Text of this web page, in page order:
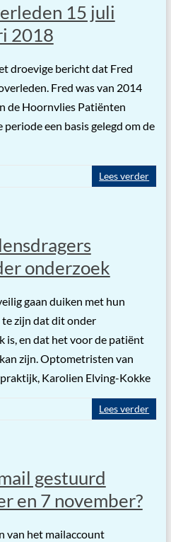
15 juli
2018
droevige bericht dat Fred
Fred was van 2014
de Hoornvlies Patiënten
een basis gelegd om de
Lees verder
onderzoek
gaan duiken met hun
te zijn dat dit onder
is, en dat het voor de patiënt
zijn. Optometristen van
Karolien Elving-Kokke
Lees verder
gestuurd
en 7 november?
van het mailaccount